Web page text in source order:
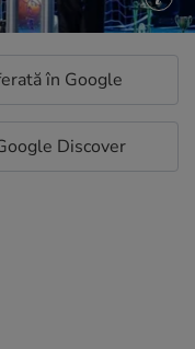
în Google
Discover